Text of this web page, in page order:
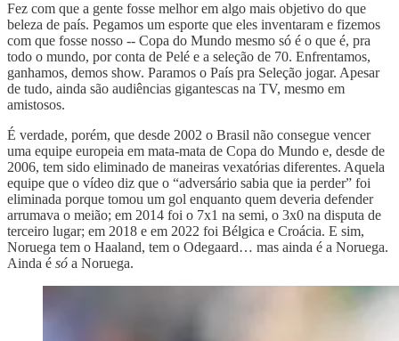
Fez com que a gente fosse melhor em algo mais objetivo do que
beleza de país. Pegamos um esporte que eles inventaram e fizemos
com que fosse nosso -- Copa do Mundo mesmo só é o que é, pra
todo o mundo, por conta de Pelé e a seleção de 70. Enfrentamos,
ganhamos, demos show. Paramos o País pra Seleção jogar. Apesar
de tudo, ainda são audiências gigantescas na TV, mesmo em
amistosos.
É verdade, porém, que desde 2002 o Brasil não consegue vencer
uma equipe europeia em mata-mata de Copa do Mundo e, desde de
2006, tem sido eliminado de maneiras vexatórias diferentes. Aquela
equipe que o vídeo diz que o “adversário sabia que ia perder” foi
eliminada porque tomou um gol enquanto quem deveria defender
arrumava o meião; em 2014 foi o 7x1 na semi, o 3x0 na disputa de
terceiro lugar; em 2018 e em 2022 foi Bélgica e Croácia. E sim,
Noruega tem o Haaland, tem o Odegaard… mas ainda é a Noruega.
Ainda é só a Noruega.